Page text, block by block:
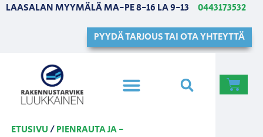
LAASALAN MYYMÄLÄ MA-PE 8-16 LA 9-13
0443173532
PYYDÄ TARJOUS TAI OTA YHTEYTTÄ
ETUSIVU/PIENRAUTA JA -